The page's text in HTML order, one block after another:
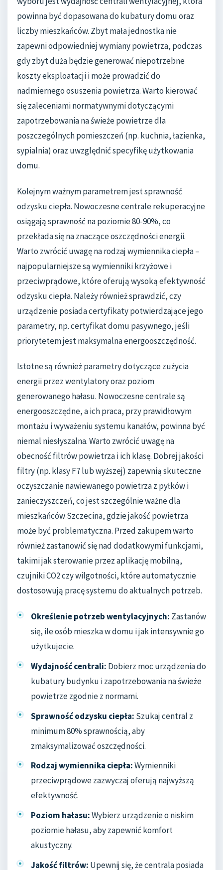
powinna być dopasowana do kubatury domu oraz
liczby mieszkańców. Zbyt mała jednostka nie
zapewni odpowiedniej wymiany powietrza, podczas
gdy zbyt duża będzie generować niepotrzebne
koszty eksploatacji i może prowadzić do
nadmiernego osuszenia powietrza. Warto kierować
się zaleceniami normatywnymi dotyczącymi
zapotrzebowania na świeże powietrze dla
poszczególnych pomieszczeń (np. kuchnia, łazienka,
sypialnia) oraz uwzględnić specyfikę użytkowania
domu.
Kolejnym ważnym parametrem jest sprawność
odzysku ciepła. Nowoczesne centrale rekuperacyjne
osiągają sprawność na poziomie 80-90%, co
przekłada się na znaczące oszczędności energii.
Warto zwrócić uwagę na rodzaj wymiennika ciepła –
najpopularniejsze są wymienniki krzyżowe i
przeciwprądowe, które oferują wysoką efektywność
odzysku ciepła. Należy również sprawdzić, czy
urządzenie posiada certyfikaty potwierdzające jego
parametry, np. certyfikat domu pasywnego, jeśli
priorytetem jest maksymalna energooszczędność.
Istotne są również parametry dotyczące zużycia
energii przez wentylatory oraz poziom
generowanego hałasu. Nowoczesne centrale są
energooszczędne, a ich praca, przy prawidłowym
montażu i wyważeniu systemu kanałów, powinna być
niemal niesłyszalna. Warto zwrócić uwagę na
obecność filtrów powietrza i ich klasę. Dobrej jakości
filtry (np. klasy F7 lub wyższej) zapewnią skuteczne
oczyszczanie nawiewanego powietrza z pyłków i
zanieczyszczeń, co jest szczególnie ważne dla
mieszkańców Szczecina, gdzie jakość powietrza
może być problematyczna. Przed zakupem warto
również zastanowić się nad dodatkowymi funkcjami,
takimi jak sterowanie przez aplikację mobilną,
czujniki CO2 czy wilgotności, które automatycznie
dostosowują pracę systemu do aktualnych potrzeb.
Określenie potrzeb wentylacyjnych: Zastanów
się, ile osób mieszka w domu i jak intensywnie go
użytkujecie.
Wydajność centrali: Dobierz moc urządzenia do
kubatury budynku i zapotrzebowania na świeże
powietrze zgodnie z normami.
Sprawność odzysku ciepła: Szukaj central z
minimum 80% sprawnością, aby
zmaksymalizować oszczędności.
Rodzaj wymiennika ciepła:Wymienniki
przeciwprądowe zazwyczaj oferują najwyższą
efektywność.
Poziom hałasu:Wybierz urządzenie o niskim
poziomie hałasu, aby zapewnić komfort
akustyczny.
Jakość filtrów: Upewnij się, że centrala posiada